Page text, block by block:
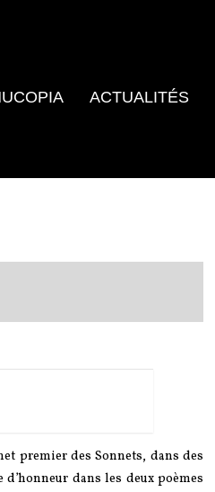
ACTUALITÉS
premier des Sonnets, dans des
dans les deux poèmes